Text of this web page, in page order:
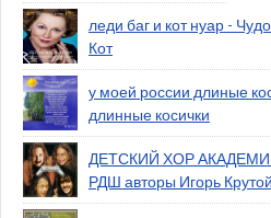
леди баг и кот нуар -
Кот
у моей россии длиные
длинные косички
ДЕТСКИЙ ХОР АКАДЕМИИ
РДШ авторы Игорь